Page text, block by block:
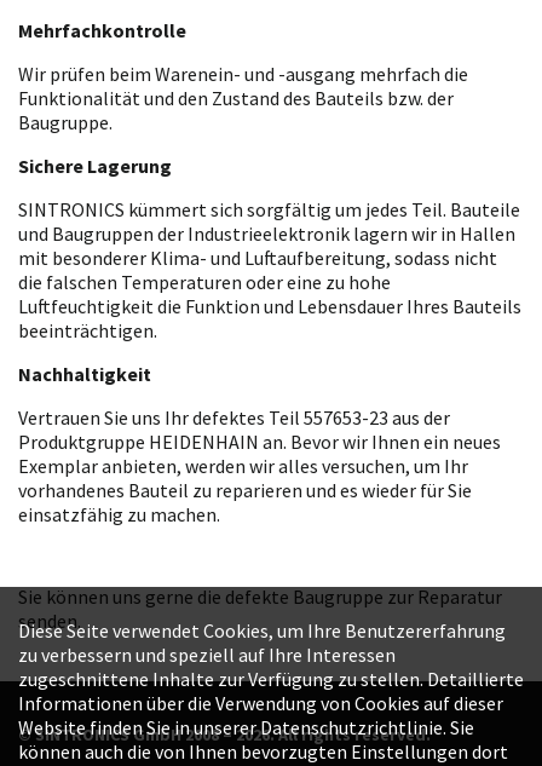
Mehrfachkontrolle
Wir prüfen beim Warenein- und -ausgang mehrfach die
Funktionalität und den Zustand des Bauteils bzw. der
Baugruppe.
Sichere Lagerung
SINTRONICS kümmert sich sorgfältig um jedes Teil. Bauteile
und Baugruppen der Industrieelektronik lagern wir in Hallen
mit besonderer Klima- und Luftaufbereitung, sodass nicht
die falschen Temperaturen oder eine zu hohe
Luftfeuchtigkeit die Funktion und Lebensdauer Ihres Bauteils
beeinträchtigen.
Nachhaltigkeit
Vertrauen Sie uns Ihr defektes Teil 557653-23 aus der
Produktgruppe HEIDENHAIN an. Bevor wir Ihnen ein neues
Exemplar anbieten, werden wir alles versuchen, um Ihr
vorhandenes Bauteil zu reparieren und es wieder für Sie
einsatzfähig zu machen.
Sie können uns gerne die defekte Baugruppe zur Reparatur
senden.
© SINTRONICS GmbH 2008 – 2026. All rights reserved.
Diese Seite verwendet Cookies, um Ihre Benutzererfahrung
zu verbessern und speziell auf Ihre Interessen
zugeschnittene Inhalte zur Verfügung zu stellen. Detaillierte
Informationen über die Verwendung von Cookies auf dieser
Website finden Sie in unserer Datenschutzrichtlinie. Sie
können auch die von Ihnen bevorzugten Einstellungen dort